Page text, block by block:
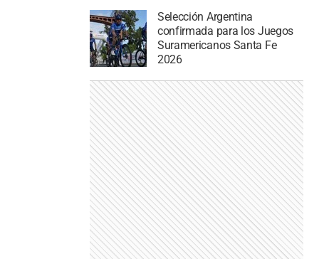
Selección Argentina
confirmada para los Juegos
Suramericanos Santa Fe
2026